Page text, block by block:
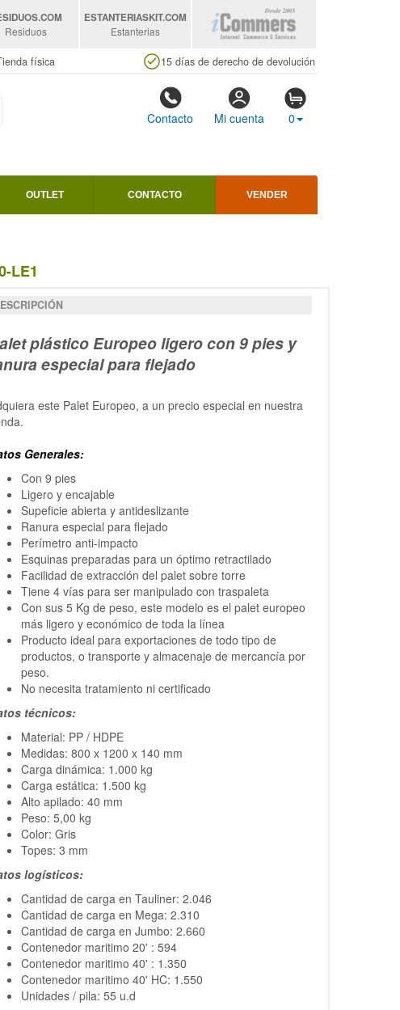
.COM
Residuos
ESTANTERIASKIT.COM
Estanterias
física 15 días de derecho de devolución
Contacto Mi cuenta 0
OUTLET CONTACTO VENDER
LE1
plástico Europeo ligero con 9 pies y
especial para flejado
este Palet Europeo, a un precio especial en nuestra
Generales:
Con 9 pies
Ligero y encajable
Supeficie abierta y antideslizante
Ranura especial para flejado
Perímetro anti-impacto
Esquinas preparadas para un óptimo retractilado
Facilidad de extracción del palet sobre torre
Tiene 4 vías para ser manipulado con traspaleta
Con sus 5 Kg de peso, este modelo es el palet europeo
más ligero y económico de toda la línea
Producto ideal para exportaciones de todo tipo de
productos, o transporte y almacenaje de mercancía por
peso.
No necesita tratamiento ni certificado
técnicos:
Material: PP / HDPE
Medidas: 800 x 1200 x 140 mm
Carga dinámica: 1.000 kg
Carga estática: 1.500 kg
Alto apilado: 40 mm
Peso: 5,00 kg
Color:Gris
Topes: 3 mm
logísticos:
Cantidad de carga en Tauliner: 2.046
Cantidad de carga en Mega: 2.310
Cantidad de carga en Jumbo: 2.660
Contenedor maritimo 20' : 594
Contenedor maritimo 40' : 1.350
Contenedor maritimo 40' HC: 1.550
Unidades / pila: 55 u.d